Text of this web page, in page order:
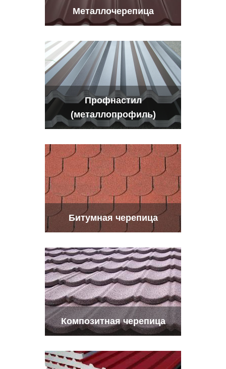
Металлочерепица
Профнастил
(металлопрофиль)
Битумная черепица
Композитная черепица